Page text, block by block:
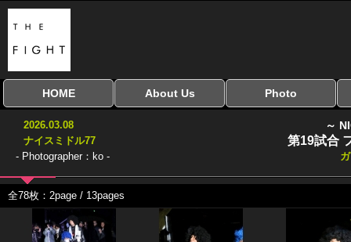
HOME
全興行を表示
ナイスミドル
アマチュアキック
協議会
全日本学生キック
建武館キッズ大会
Bigbang
おやじファイト
About Us Photo
2026.03.08
ナイスミドル77
- Photographer：ko -
～
第19試合
全78枚：2page / 13pages